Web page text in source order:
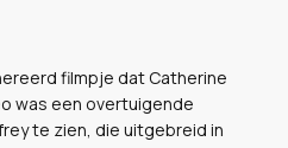
filmpje dat Catherine
was een overtuigende
te zien, die uitgebreid in